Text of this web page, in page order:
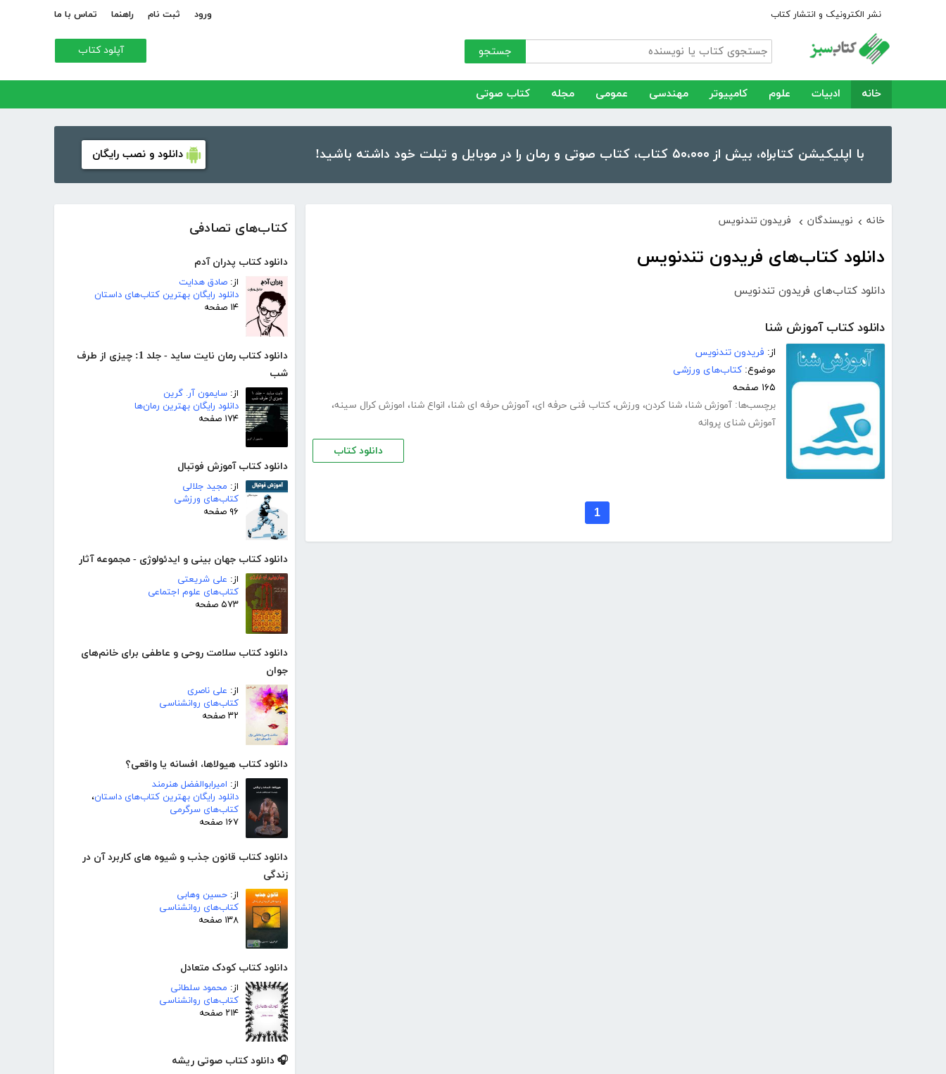
نشر الکترونیک و انتشار کتاب ورود ثبت نام راهنما تماس با ما
جستجو آپلود کتاب
خانه ادبیات علوم کامپیوتر مهندسی عمومی مجله کتاب صوتی
با اپلیکیشن کتابراه، بیش از ۵۰،۰۰۰ کتاب، کتاب صوتی و رمان را در موبایل و تبلت خود داشته باشید! دانلود و نصب رایگان
کتاب‌های تصادفی
دانلود کتاب پدران آدم
از: صادق هدایت
دانلود رایگان بهترین کتاب‌های داستان
۱۴ صفحه
دانلود کتاب رمان نایت ساید - جلد 1: چیزی از طرف
شب
از: سایمون آر. گرین
دانلود رایگان بهترین رمان‌ها
۱۷۴ صفحه
دانلود کتاب آموزش فوتبال
از: مجید جلالی
کتاب‌های ورزشی
۹۶ صفحه
دانلود کتاب جهان بینی و ایدئولوژی - مجموعه آثار
از: علی شریعتی
کتاب‌های علوم اجتماعی
۵۷۳ صفحه
دانلود کتاب سلامت روحی و عاطفی برای خانم‌های
جوان
از: علی ناصری
کتاب‌های روانشناسی
۳۲ صفحه
دانلود کتاب هیولاها، افسانه یا واقعی؟
از: امیرابوالفضل هنرمند
دانلود رایگان بهترین کتاب‌های داستان،
کتاب‌های سرگرمی
۱۶۷ صفحه
دانلود کتاب قانون جذب و شیوه های کاربرد آن در
زندگی
از: حسین وهابی
کتاب‌های روانشناسی
۱۳۸ صفحه
دانلود کتاب کودک متعادل
از: محمود سلطانی
کتاب‌های روانشناسی
۲۱۴ صفحه
🎧 دانلود کتاب صوتی ریشه
خانه › نویسندگان › فریدون تندنویس
دانلود کتاب‌های فریدون تندنویس
دانلود کتاب‌های فریدون تندنویس
دانلود کتاب آموزش شنا
از: فریدون تندنویس
موضوع: کتاب‌های ورزشی
۱۶۵ صفحه
برچسب‌ها: آموزش شنا، شنا کردن، ورزش، کتاب فنی حرفه ای، آموزش حرفه ای شنا، انواع شنا، اموزش کرال سینه،
آموزش شنای پروانه
دانلود کتاب
1